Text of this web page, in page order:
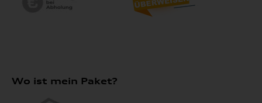
Wo ist mein Paket?